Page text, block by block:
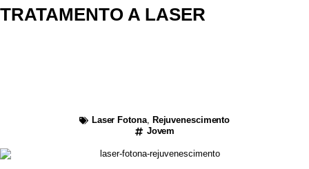
TRATAMENTO A LASER
Laser Fotona, Rejuvenescimento
Jovem